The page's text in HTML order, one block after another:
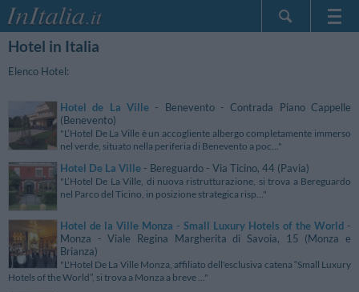
Hotel in Italia
Elenco Hotel:
Hotel de La Ville - Benevento - Contrada Piano Cappelle
(Benevento)
"L’Hotel De La Ville è un accogliente albergo completamente immerso
nel verde, situato nella periferia di Benevento a poc..."
Hotel De La Ville - Bereguardo - Via Ticino, 44 (Pavia)
"L’Hotel De La Ville, di nuova ristrutturazione, si trova a Bereguardo
nel Parco del Ticino, in posizione strategica risp..."
Hotel de la Ville Monza - Small Luxury Hotels of the World -
Monza - Viale Regina Margherita di Savoia, 15 (Monza e
Brianza)
"L'Hotel De La Ville Monza, affiliato dell'esclusiva catena “Small Luxury
Hotels of the World”, si trova a Monza a breve ..."